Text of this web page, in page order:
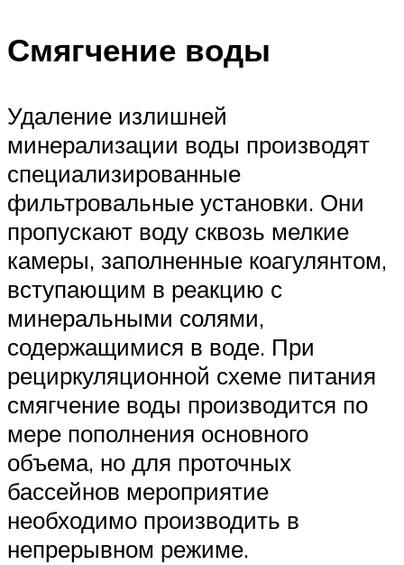
Смягчение воды
Удаление излишней
минерализации воды производят
специализированные
фильтровальные установки. Они
пропускают воду сквозь мелкие
камеры, заполненные коагулянтом,
вступающим в реакцию с
минеральными солями,
содержащимися в воде. При
рециркуляционной схеме питания
смягчение воды производится по
мере пополнения основного
объема, но для проточных
бассейнов мероприятие
необходимо производить в
непрерывном режиме.